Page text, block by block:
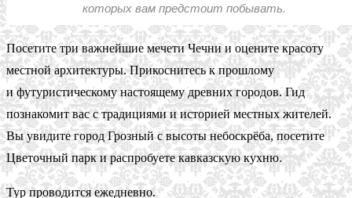
которых вам предстоит побывать.
Посетите три важнейшие мечети Чечни и оцените красоту
местной архитектуры. Прикоснитесь к прошлому
и футуристическому настоящему древних городов. Гид
познакомит вас с традициями и историей местных жителей.
Вы увидите город Грозный с высоты небоскрёба, посетите
Цветочный парк и распробуете кавказскую кухню.
Тур проводится ежедневно.